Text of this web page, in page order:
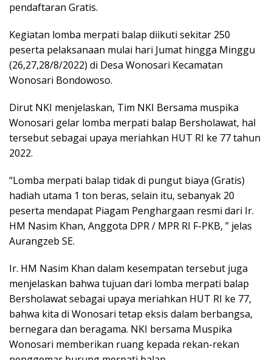
pendaftaran Gratis.
Kegiatan lomba merpati balap diikuti sekitar 250
peserta pelaksanaan mulai hari Jumat hingga Minggu
(26,27,28/8/2022) di Desa Wonosari Kecamatan
Wonosari Bondowoso.
Dirut NKI menjelaskan, Tim NKI Bersama muspika
Wonosari gelar lomba merpati balap Bersholawat, hal
tersebut sebagai upaya meriahkan HUT RI ke 77 tahun
2022.
“Lomba merpati balap tidak di pungut biaya (Gratis)
hadiah utama 1 ton beras, selain itu, sebanyak 20
peserta mendapat Piagam Penghargaan resmi dari Ir.
HM Nasim Khan, Anggota DPR / MPR RI F-PKB, ” jelas
Aurangzeb SE.
Ir. HM Nasim Khan dalam kesempatan tersebut juga
menjelaskan bahwa tujuan dari lomba merpati balap
Bersholawat sebagai upaya meriahkan HUT RI ke 77,
bahwa kita di Wonosari tetap eksis dalam berbangsa,
bernegara dan beragama. NKI bersama Muspika
Wonosari memberikan ruang kepada rekan-rekan